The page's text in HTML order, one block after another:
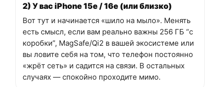
2) У вас iPhone 15e / 16e (или близко)
Вот тут и начинается «шило на мыло». Менять
есть смысл, если вам реально важны 256 ГБ “с
коробки”, MagSafe/Qi2 в вашей экосистеме или
вы ловите себя на том, что телефон постоянно
«жрёт сеть» и садится на связи. В остальных
случаях — спокойно проходите мимо.